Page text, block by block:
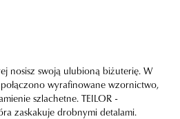
nosisz swoją ulubioną biżuterię. W
wyrafinowane wzornictwo,
szlachetne. TEILOR -
zaskakuje drobnymi detalami.